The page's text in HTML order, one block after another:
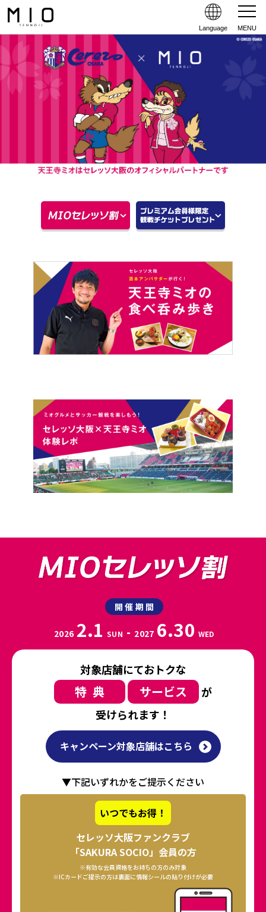
Language MENU
開催期間
2026 2.1 SUN - 2027 6.30 WED
対象店舗にておトクな
特典 サービス
が
受けられます！
キャンペーン対象店舗はこちら
▼下記いずれかをご提示ください
いつでもお得！
セレッソ大阪ファンクラブ
「SAKURA SOCIO」会員の方
※有効な会員資格をお持ちの方のみ対象
※ICカードご提示の方は裏面に情報シールの貼り付けが必要